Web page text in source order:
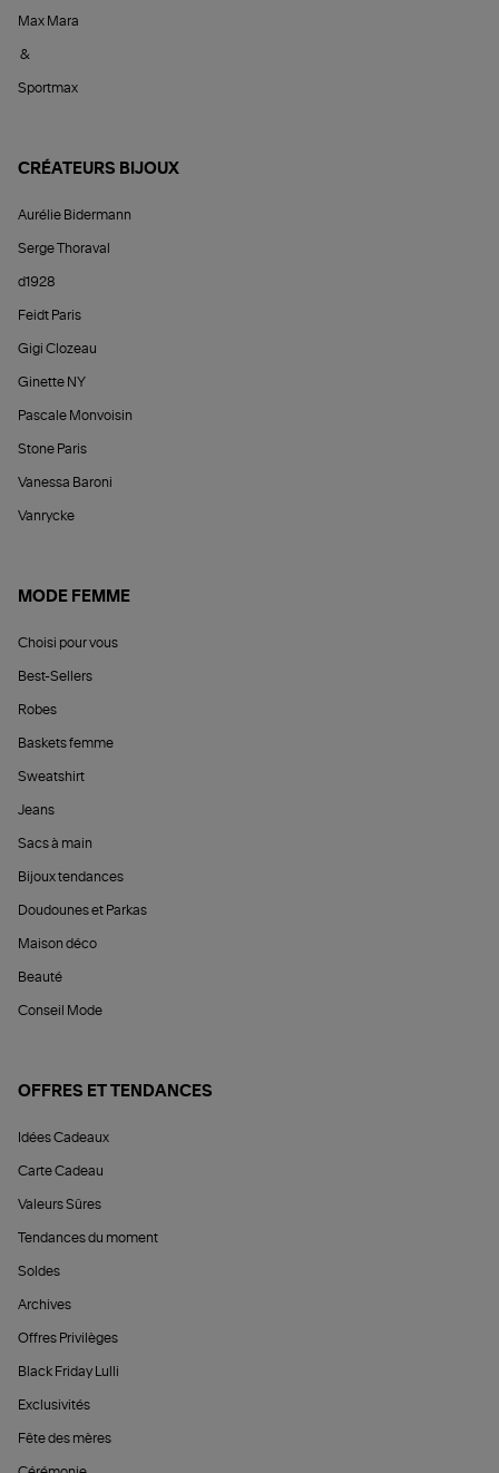
Max Mara
&
Sportmax
CRÉATEURS BIJOUX
Aurélie Bidermann
Serge Thoraval
d1928
Feidt Paris
Gigi Clozeau
Ginette NY
Pascale Monvoisin
Stone Paris
Vanessa Baroni
Vanrycke
MODE FEMME
Choisi pour vous
Best-Sellers
Robes
Baskets femme
Sweatshirt
Jeans
Sacs à main
Bijoux tendances
Doudounes et Parkas
Maison déco
Beauté
Conseil Mode
OFFRES ET TENDANCES
Idées Cadeaux
Carte Cadeau
Valeurs Sûres
Tendances du moment
Soldes
Archives
Offres Privilèges
Black Friday Lulli
Exclusivités
Fête des mères